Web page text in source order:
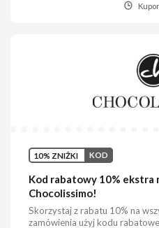
10% ZNIŻKI KOD
Kod rabatowy 10% ekstra
Chocolissimo!
Skorzystaj z rabatu 10% na
zamówienia użyj kodu